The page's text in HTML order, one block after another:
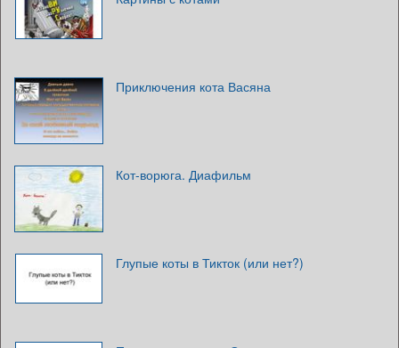
Приключения кота Васяна
Кот-ворюга. Диафильм
Глупые коты в Тикток (или нет?)